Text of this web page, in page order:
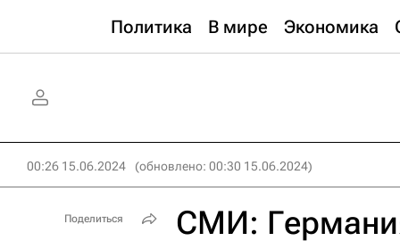
Политика В мире Экономика
00:26 15.06.2024 (обновлено: 00:30 15.06.2024)
СМИ:
Поделиться